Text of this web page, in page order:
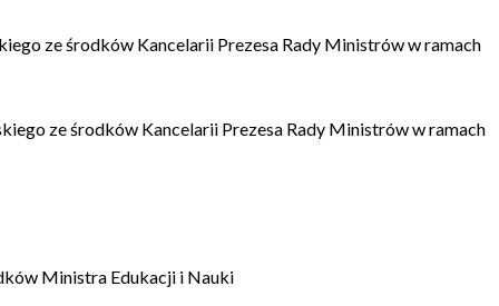
ze środków Kancelarii Prezesa Rady Ministrów w ramach
ze środków Kancelarii Prezesa Rady Ministrów w ramach
Ministra Edukacji i Nauki